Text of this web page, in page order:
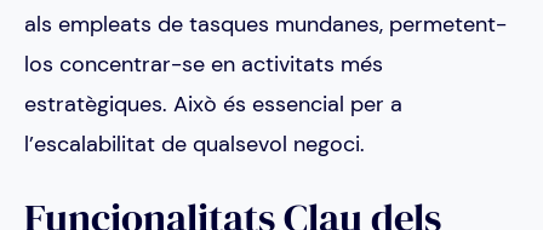
als empleats de tasques mundanes, permetent-
los concentrar-se en activitats més
estratègiques. Això és essencial per a
l’escalabilitat de qualsevol negoci.
Funcionalitats Clau dels